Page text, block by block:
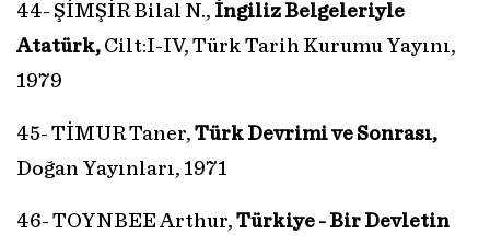
44- ŞİMŞİR Bilal N., İngiliz Belgeleriyle
Atatürk, Cilt:I-IV, Türk Tarih Kurumu Yayını,
1979
45- TİMUR Taner, Türk Devrimi ve Sonrası,
Doğan Yayınları, 1971
46- TOYNBEE Arthur, Türkiye - Bir Devletin